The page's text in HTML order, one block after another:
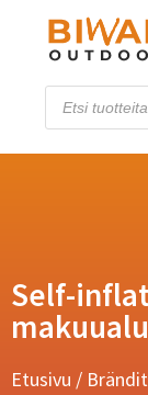
Self-
Etusivu / Brändit